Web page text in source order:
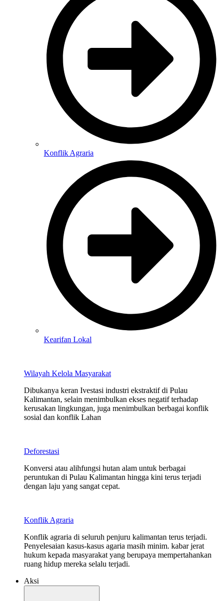
Konflik Agraria
Kearifan Lokal
Wilayah Kelola Masyarakat
Dibukanya keran Ivestasi industri ekstraktif di Pulau
Kalimantan, selain menimbulkan ekses negatif terhadap
kerusakan lingkungan, juga menimbulkan berbagai konflik
sosial dan konflik Lahan
Deforestasi
Konversi atau alihfungsi hutan alam untuk berbagai
peruntukan di Pulau Kalimantan hingga kini terus terjadi
dengan laju yang sangat cepat.
Konflik Agraria
Konflik agraria di seluruh penjuru kalimantan terus terjadi.
Penyelesaian kasus-kasus agaria masih minim. kabar jerat
hukum kepada masyarakat yang berupaya mempertahankan
ruang hidup mereka selalu terjadi.
Aksi